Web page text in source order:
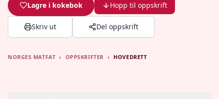
Lagre i kokebok Hopp til oppskrift
Skriv ut Del oppskrift
NORGES MATFAT › OPPSKRIFTER › HOVEDRETT